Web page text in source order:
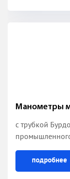
Манометры
с трубкой
подробнее